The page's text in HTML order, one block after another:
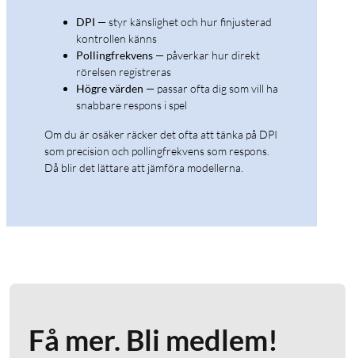
DPI — styr känslighet och hur finjusterad
kontrollen känns
Pollingfrekvens — påverkar hur direkt
rörelsen registreras
Högre värden — passar ofta dig som vill ha
snabbare respons i spel
Om du är osäker räcker det ofta att tänka på DPI
som precision och pollingfrekvens som respons.
Då blir det lättare att jämföra modellerna.
Få mer. Bli medlem!